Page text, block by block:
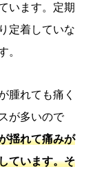
います。定期
定着していな
。
腫れても痛く
が多いので
揺れて痛みが
ています。そ